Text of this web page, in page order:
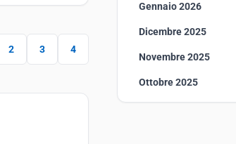
2 3 4
Gennaio 2026
Dicembre 2025
Novembre 2025
Ottobre 2025